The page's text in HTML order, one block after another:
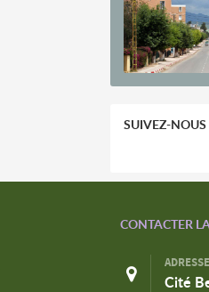
SUIVEZ-NOUS
CONTACTER
ADRESSE
Cité